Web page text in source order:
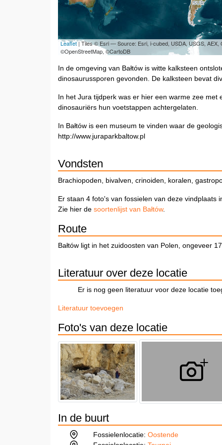
Leaflet| Tiles © Esri — Source: Esri, i-cubed, USDA, USGS, AEX,
©OpenStreetMap, ©CartoDB
In de omgeving van Bałtów is witte kalksteen
dinosaurussporen gevonden. De kalksteen bevat
In het Jura tijdperk was er hier een warme zee
dinosauriërs hun voetstappen achtergelaten.
In Bałtów is een museum te vinden waar de
http://www.juraparkbaltow.pl
Vondsten
Brachiopoden, bivalven, crinoiden, koralen,
Er staan 4 foto's van fossielen van deze vindplaats
Zie hier de soortenlijst van Bałtów.
Route
Bałtów ligt in het zuidoosten van Polen, ongeveer
Literatuur over deze locatie
Er is nog geen literatuur voor deze locatie
Literatuur toevoegen
Foto's van deze locatie
In de buurt
Fossielenlocatie:Oostende